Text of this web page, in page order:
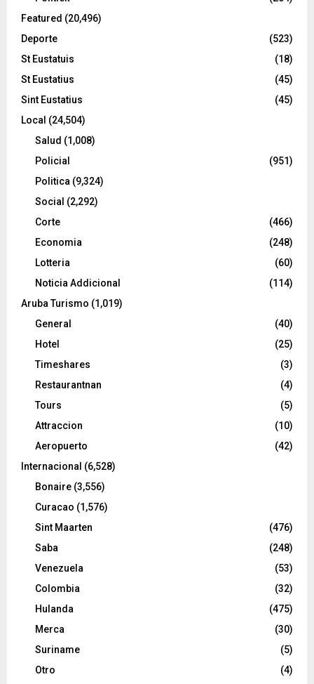
Featured (20,496)
Deporte
(523)
St Eustatuis
(18)
St Eustatius
(45)
Sint Eustatius
(45)
Local (24,504)
Salud (1,008)
Policial
(951)
Politica (9,324)
Social (2,292)
Corte
(466)
Economia
(248)
Lotteria
(60)
Noticia Addicional
(114)
Aruba Turismo (1,019)
General
(40)
Hotel
(25)
Timeshares
(3)
Restaurantnan
(4)
Tours
(5)
Attraccion
(10)
Aeropuerto
(42)
Internacional (6,528)
Bonaire (3,556)
Curacao (1,576)
Sint Maarten
(476)
Saba
(248)
Venezuela
(53)
Colombia
(32)
Hulanda
(475)
Merca
(30)
Suriname
(5)
Otro
(4)